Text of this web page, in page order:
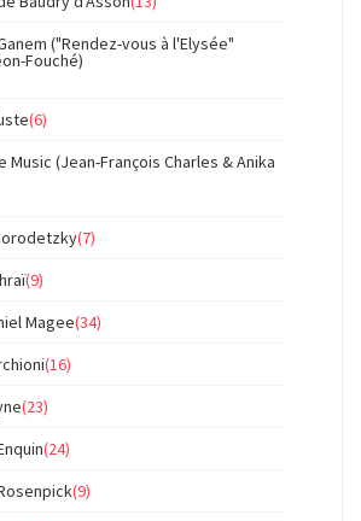
("Rendez-vous à l'Elysée"
Fouché)
(6)
Music (Jean-François Charles & Anika
(7)
(9)
Magee(34)
(16)
(23)
(24)
(9)